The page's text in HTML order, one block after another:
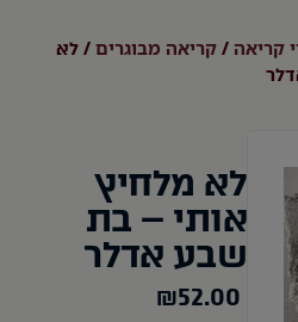
קריאה / קריאה מבוגרים / לא
לא מלחיץ
אותי – בת
שבע אדלר
₪52.00